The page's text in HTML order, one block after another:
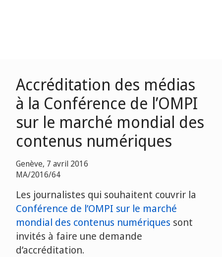
Accréditation des médias
à la Conférence de l’OMPI
sur le marché mondial des
contenus numériques
Genève, 7 avril 2016
MA/2016/64
Les journalistes qui souhaitent couvrir la
Conférence de l’OMPI sur le marché
mondial des contenus numériques sont
invités à faire une demande
d’accréditation.